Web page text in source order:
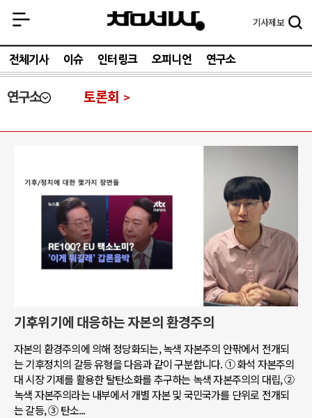
기사제보
전체기사 이슈 인터링크 오피니언 연구소
연구소 토론회
기후위기에 대응하는 자본의 환경주의
자본의 환경주의에 의해 정당화되는, 녹색 자본주의 안팎에서 전개되
는 기후정치의 갈등 유형을 다음과 같이 구분합니다. ① 화석 자본주의
대 시장 기제를 활용한 탈탄소화를 추구하는 녹색 자본주의의 대립, ②
녹색 자본주의라는 내부에서 개별 자본 및 국민국가를 단위로 전개되
는 갈등, ③ 탄소...